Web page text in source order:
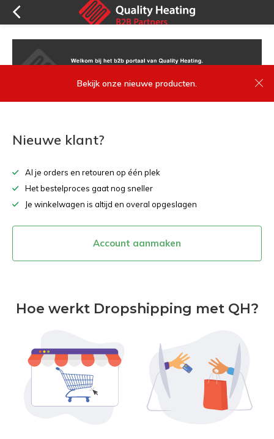
Bekijk onze nieuwe producten.
Nieuwe klant?
Al je orders en retouren op één plek
Het bestelproces gaat nog sneller
Je winkelwagen is altijd en overal opgeslagen
Account aanmaken
Hoe werkt Dropshipping met QH?